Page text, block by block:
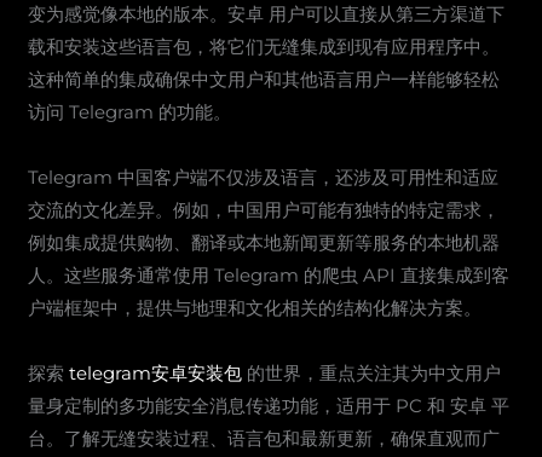
变为感觉像本地的版本。安卓 用户可以直接从第三方渠道下
载和安装这些语言包，将它们无缝集成到现有应用程序中。
这种简单的集成确保中文用户和其他语言用户一样能够轻松
访问 Telegram 的功能。
Telegram 中国客户端不仅涉及语言，还涉及可用性和适应
交流的文化差异。例如，中国用户可能有独特的特定需求，
例如集成提供购物、翻译或本地新闻更新等服务的本地机器
人。这些服务通常使用 Telegram 的爬虫 API 直接集成到客
户端框架中，提供与地理和文化相关的结构化解决方案。
探索telegram安卓安装包 的世界，重点关注其为中文用户
量身定制的多功能安全消息传递功能，适用于 PC 和 安卓 平
台。了解无缝安装过程、语言包和最新更新，确保直观而广